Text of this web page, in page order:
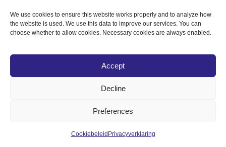
We use cookies to ensure this website works properly and to analyze how
the website is used. We use this data to improve our services. You can
choose whether to allow cookies. Necessary cookies are always enabled.
Accept
Decline
Preferences
Cookiebeleid Privacyverklaring
Bedrijfsgegevens
Privacy
Cookiebeleid